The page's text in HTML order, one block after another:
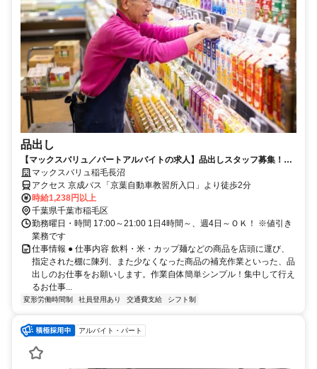
品出し
【マックスバリュ／パートアルバイトの求人】品出しスタッフ募集！未
経験歓迎の簡単ワーク
マックスバリュ稲毛長沼
アクセス 京成バス「京葉自動車教習所入口」より徒歩2分
時給1,238円以上
千葉県千葉市稲毛区
勤務曜日・時間 17:00～21:00 1日4時間～、週4日～ＯＫ！ ※値引き
業務です
仕事情報 ● 仕事内容 飲料・米・カップ麺などの商品を店頭に運び、
指定された棚に陳列、また少なくなった商品の補充作業といった、品
出しのお仕事をお願いします。作業自体簡単シンプル！集中して行え
るお仕事...
変形労働時間制 社員登用あり 交通費支給 シフト制
アルバイト・パート